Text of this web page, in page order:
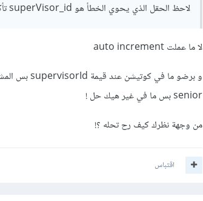
لاحظ الحقل الذي يحوي الخطأ هو superVisor_id تأكد من عدم وضع اقتباس حول الرقم
لا ما عملت auto increment
senior بس ما في غير هيك حل !
من وجهة نظرك كيف رح تحله ؟!
اقتباس